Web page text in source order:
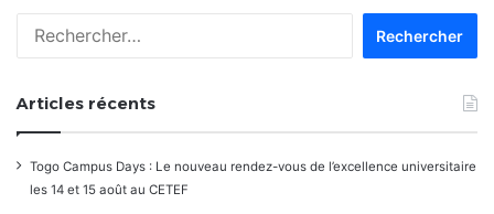
Articles récents
Togo Campus Days : Le nouveau rendez-vous de l’excellence universitaire
les 14 et 15 août au CETEF